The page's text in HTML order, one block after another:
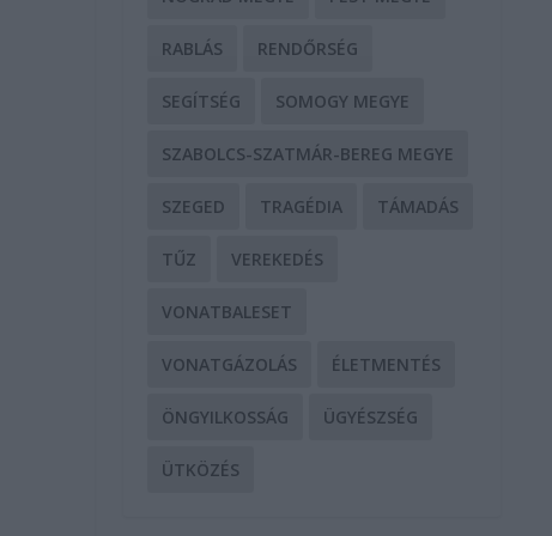
RABLÁS RENDŐRSÉG
SEGÍTSÉG SOMOGY MEGYE
SZABOLCS-SZATMÁR-BEREG MEGYE
SZEGED TRAGÉDIA TÁMADÁS
TŰZ VEREKEDÉS
VONATBALESET
VONATGÁZOLÁS ÉLETMENTÉS
ÖNGYILKOSSÁG ÜGYÉSZSÉG
ÜTKÖZÉS